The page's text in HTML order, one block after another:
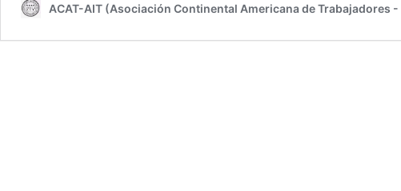
ACAT-AIT (Asociación Continental Americana de Trabajadores